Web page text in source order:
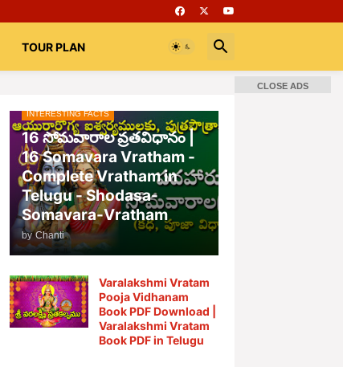
TOUR PLAN
📚 Books Rooms భగవద్గీత
INTERESTING FACTS
16 సోమవారాల వ్రతవిధానం |
16 Somavara Vratham -
Complete Vratham in
Telugu - Shodasa-
Somavara-Vratham
by Chanti
Varalakshmi Vratam
Pooja Vidhanam
Book PDF Download |
Varalakshmi Vratam
Book PDF in Telugu
CLOSE ADS